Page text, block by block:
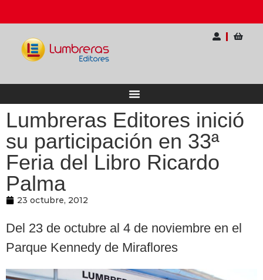
Lumbreras Editores inició
su participación en 33ª
Feria del Libro Ricardo
Palma
23 octubre, 2012
Del 23 de octubre al 4 de noviembre en el
Parque Kennedy de Miraflores